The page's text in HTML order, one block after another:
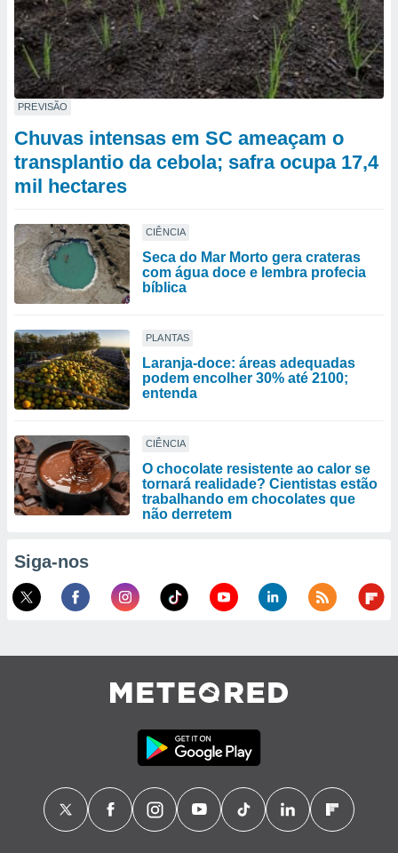
PREVISÃO
Chuvas intensas em SC ameaçam o
transplantio da cebola; safra ocupa 17,4
mil hectares
CIÊNCIA
Seca do Mar Morto gera crateras
com água doce e lembra profecia
bíblica
PLANTAS
Laranja-doce: áreas adequadas
podem encolher 30% até 2100;
entenda
CIÊNCIA
O chocolate resistente ao calor se
tornará realidade? Cientistas estão
trabalhando em chocolates que
não derretem
Siga-nos